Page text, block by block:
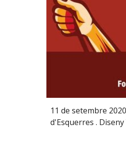
11 de setembre
d'Esquerres .